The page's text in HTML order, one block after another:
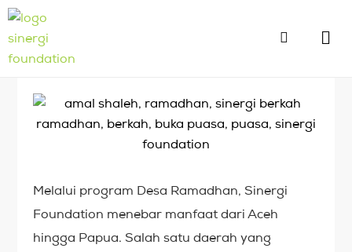
Melalui program Desa Ramadhan, Sinergi
Foundation menebar manfaat dari Aceh
hingga Papua. Salah satu daerah yang